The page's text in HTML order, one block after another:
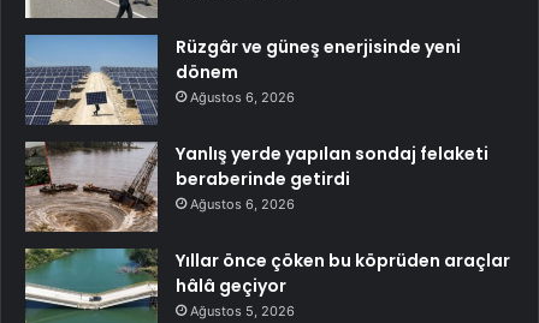
Rüzgâr ve güneş enerjisinde yeni
dönem
Ağustos 6, 2026
Yanlış yerde yapılan sondaj felaketi
beraberinde getirdi
Ağustos 6, 2026
Yıllar önce çöken bu köprüden araçlar
hâlâ geçiyor
Ağustos 5, 2026